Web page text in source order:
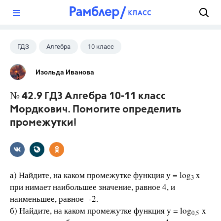
ГДЗ Алгебра 10 класс
11 класс
Изольда Иванова
№ 42.9 ГДЗ Алгебра 10-11 класс
Мордкович. Помогите определить
промежутки!
а) Найдите, на каком промежутке функция у = log3 x
при­ нимает наибольшее значение, равное 4, и
наименьшее, равное -2.
б) Найдите, на каком промежутке функция у = log0,5 x